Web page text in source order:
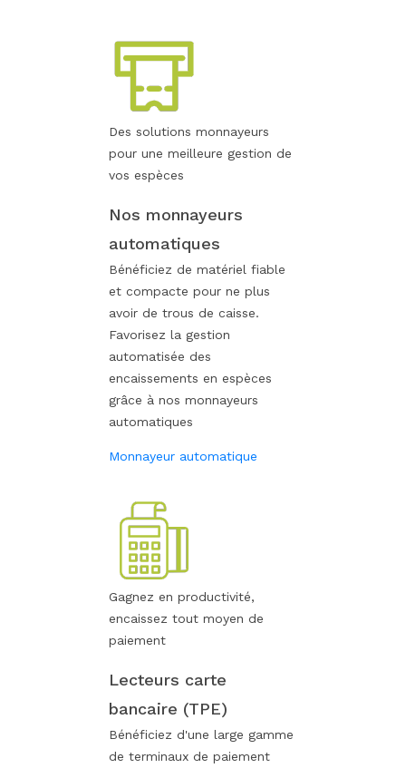
Des solutions monnayeurs
pour une meilleure gestion de
vos espèces
Nos monnayeurs
automatiques
Bénéficiez de matériel fiable
et compacte pour ne plus
avoir de trous de caisse.
Favorisez la gestion
automatisée des
encaissements en espèces
grâce à nos monnayeurs
automatiques
Monnayeur automatique
Gagnez en productivité,
encaissez tout moyen de
paiement
Lecteurs carte
bancaire (TPE)
Bénéficiez d'une large gamme
de terminaux de paiement